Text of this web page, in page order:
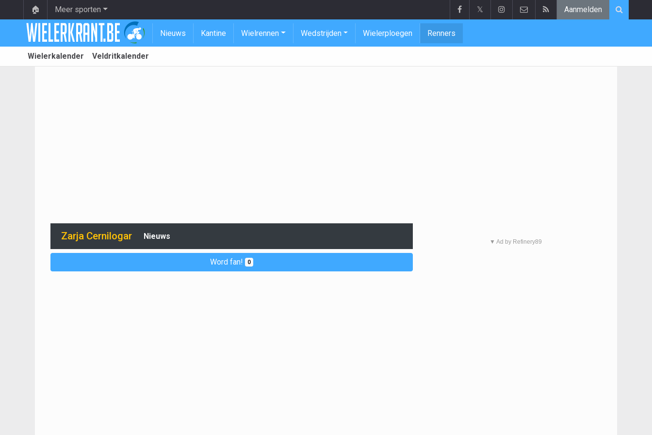
🏠 Meer sporten 𝕏 Aanmelden
Nieuws Kantine Wielrennen Wedstrijden Wielerploegen Renners
Wielerkalender Veldritkalender
Zarja Cernilogar Nieuws
Word fan! 0
▼ Ad by Refinery89